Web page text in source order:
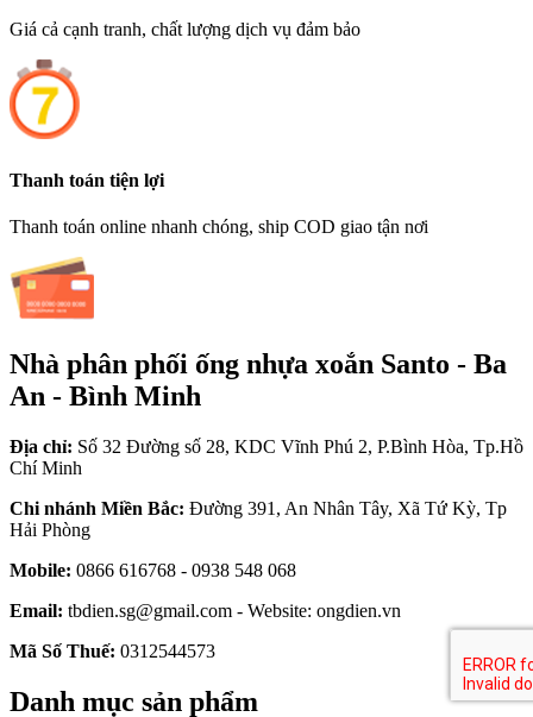
Giá cả cạnh tranh, chất lượng dịch vụ đảm bảo
Thanh toán tiện lợi
Thanh toán online nhanh chóng, ship COD giao tận nơi
Nhà phân phối ống nhựa xoắn Santo - Ba
An - Bình Minh
Địa chỉ: Số 32 Đường số 28, KDC Vĩnh Phú 2, P.Bình Hòa, Tp.Hồ
Chí Minh
Chi nhánh Miền Bắc: Đường 391, An Nhân Tây, Xã Tứ Kỳ, Tp
Hải Phòng
Mobile: 0866 616768 - 0938 548 068
Email: tbdien.sg@gmail.com - Website: ongdien.vn
Mã Số Thuế: 0312544573
Danh mục sản phẩm